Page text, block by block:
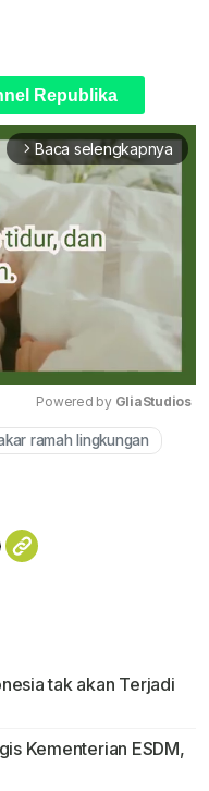
Republika
arrow_forward_ios Baca selengkapnya
Mute
Powered by GliaStudios
ramah lingkungan
tak akan Terjadi
Kementerian ESDM,